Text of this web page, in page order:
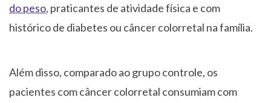
do peso, praticantes de atividade física e com
histórico de diabetes ou câncer colorretal na família.
Além disso, comparado ao grupo controle, os
pacientes com câncer colorretal consumiam com